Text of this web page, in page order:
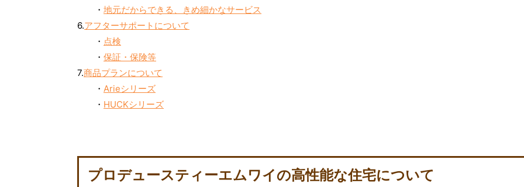
・ 地元だからできる、きめ細かなサービス
6.アフターサポートについて
・ 点検
・ 保証・保険等
7.商品プランについて
・ Arieシリーズ
・ HUCKシリーズ
プロデュースティーエムワイの高性能な住宅について